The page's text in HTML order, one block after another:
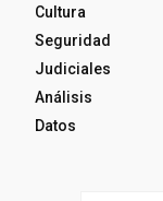
Cultura
Seguridad
Judiciales
Análisis
Datos